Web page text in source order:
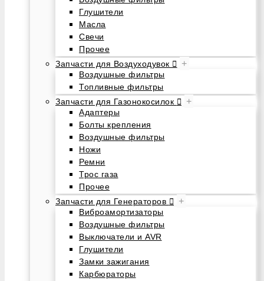
Глушители
Масла
Свечи
Прочее
Запчасти для Воздуходувок
+
Воздушные фильтры
Топливные фильтры
Запчасти для Газонокосилок
+
Адаптеры
Болты крепления
Воздушные фильтры
Ножи
Ремни
Трос газа
Прочее
Запчасти для Генераторов
+
Виброамортизаторы
Воздушные фильтры
Выключатели и AVR
Глушители
Замки зажигания
Карбюраторы